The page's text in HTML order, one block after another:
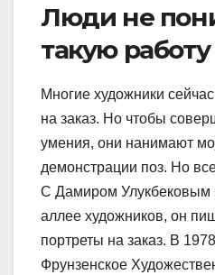
Люди не
такую работу
Многие художники
на заказ. Но чтобы
умения, они нанимают
демонстрации поз. Но
С Дамиром Улукбековым
аллее художников, он
портреты на заказ. В
Фрунзенское